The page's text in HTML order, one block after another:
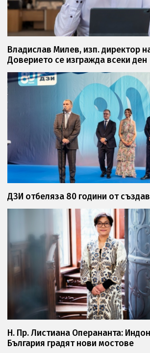
Владислав Милев, изп. директор
Доверието се изгражда всеки ден
ДЗИ отбеляза 80 години от
Н. Пр. Листиана Оперананта:
България градят нови мостове